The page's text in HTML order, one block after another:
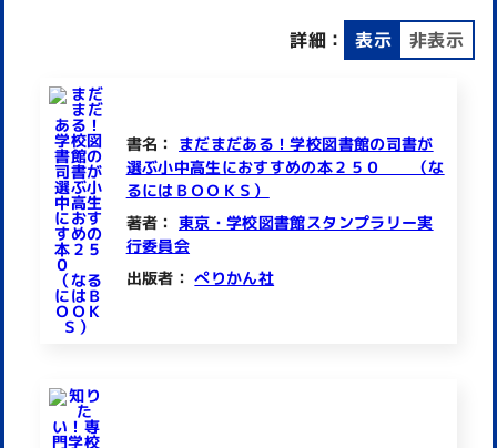
詳細： 表示 非表示
書名： まだまだある！学校図書館の司書が
選ぶ小中高生におすすめの本２５０ （な
るにはＢＯＯＫＳ）
著者：東京・学校図書館スタンプラリー実
行委員会
出版者：ぺりかん社